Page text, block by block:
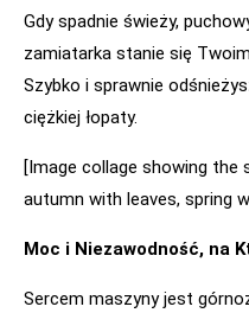
Gdy spadnie świeży,
zamiatarka stanie się
Szybko i sprawnie
ciężkiej łopaty.
[Image collage showing
autumn with leaves, spring
Moc i Niezawodność, na
Sercem maszyny jest